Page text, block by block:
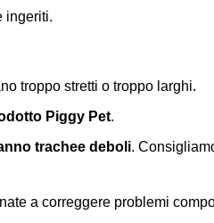
ingeriti.
troppo stretti o troppo larghi.
Piggy Pet.
trachee deboli.
a correggere problemi